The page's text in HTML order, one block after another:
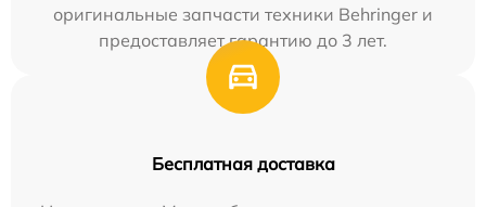
оригинальные запчасти техники Behringer и
предоставляет гарантию до 3 лет.
Бесплатная доставка